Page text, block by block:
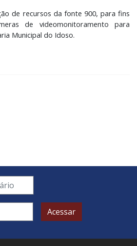
de recursos da fonte 900, para fins
de videomonitoramento para
Municipal do Idoso.
Acessar